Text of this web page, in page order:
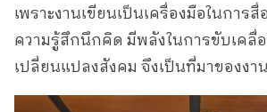
เพราะงานเขียนเป็นเครื่องมือในการ
ความรู้สึกนึกคิด มีพลังในการขับเคลื่
เปลี่ยนแปลงสังคม จึงเป็นที่มาของงา